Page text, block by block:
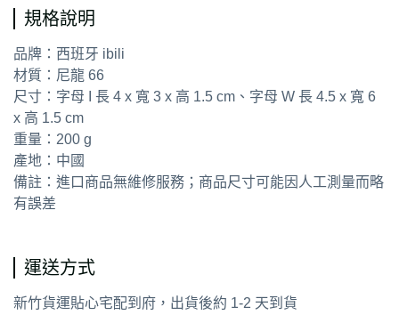
規格說明
品牌：西班牙 ibili
材質：尼龍 66
尺寸：字母 I 長 4 x 寬 3 x 高 1.5 cm、字母 W 長 4.5 x 寬 6
x 高 1.5 cm
重量：200 g
產地：中國
備註：進口商品無維修服務；商品尺寸可能因人工測量而略
有誤差
運送方式
新竹貨運貼心宅配到府，出貨後約 1-2 天到貨